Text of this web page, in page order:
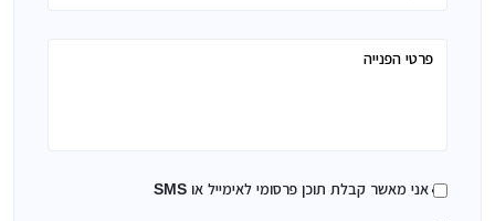
אני מאשר קבלת תוכן פרסומי לאימייל או SMS